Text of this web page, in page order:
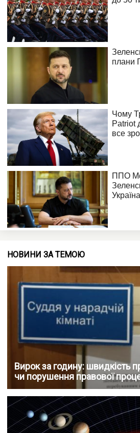
НОВИНИ ЗА ТЕМОЮ
Вирок за годину: швидкість
чи порушення правової